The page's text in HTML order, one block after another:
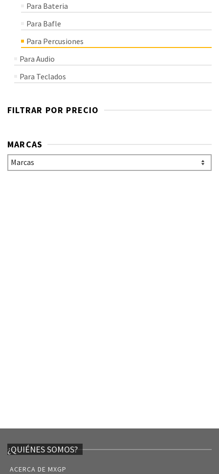
Para Bateria
Para Bafle
Para Percusiones
Para Audio
Para Teclados
FILTRAR POR PRECIO
MARCAS
¿QUIÉNES SOMOS?
ACERCA DE MXGP